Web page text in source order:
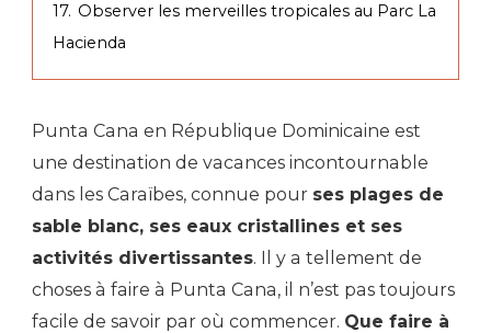
17. Observer les merveilles tropicales au Parc La
Hacienda
Punta Cana en République Dominicaine est
une destination de vacances incontournable
dans les Caraïbes, connue pour ses plages de
sable blanc, ses eaux cristallines et ses
activités divertissantes. Il y a tellement de
choses à faire à Punta Cana, il n’est pas toujours
facile de savoir par où commencer. Que faire à